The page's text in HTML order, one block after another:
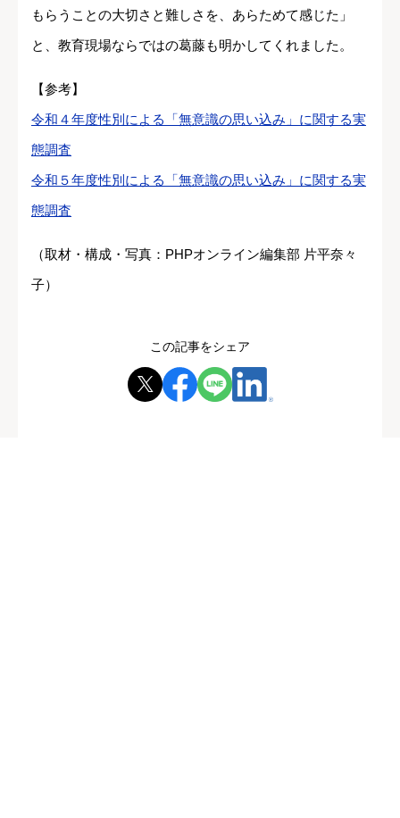
もらうことの大切さと難しさを、あらためて感じた」
と、教育現場ならではの葛藤も明かしてくれました。
【参考】
令和４年度性別による「無意識の思い込み」に関する実
態調査
令和５年度性別による「無意識の思い込み」に関する実
態調査
（取材・構成・写真：PHPオンライン編集部 片平奈々
子）
この記事をシェア